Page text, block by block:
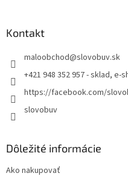
Kontakt
maloobchod@slovobuv.sk
+421 948 352 957 - sklad, e-
https://facebook.com/
slovobuv
Dôležité informácie
Ako nakupovať